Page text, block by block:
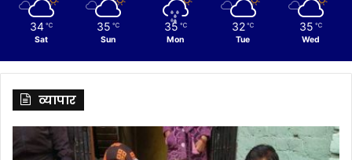
34 ℃
Sat
35 ℃
Sun
35 ℃
Mon
32 ℃
Tue
35 ℃
Wed
व्यापार